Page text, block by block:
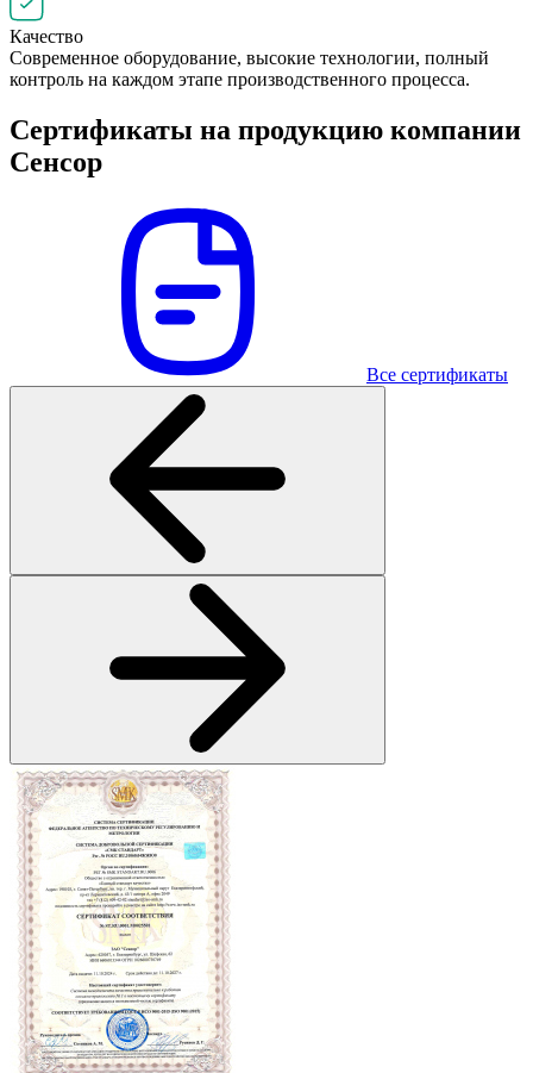
Качество
Современное оборудование, высокие технологии, полный
контроль на каждом этапе производственного процесса.
Сертификаты на продукцию компании
Сенсор
Все сертификаты